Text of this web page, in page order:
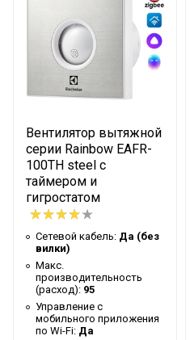
мобильного приложения
по Wi-Fi
Вес товара с упаковкой
(брутто)
относит. влажности
Форма корпуса
Встроенный гигростат
Таймер на отключение
Высота упаковки товара
Цвет декоративной
панели
Тип включения
Вентилятор вытяжной
серии Rainbow EAFR-
100TH steel с
таймером и
гигростатом
Сетевой кабель: Да (без
вилки)
Макс.
производительность
(расход): 95
Управление c
мобильного приложения
по Wi-Fi: Да